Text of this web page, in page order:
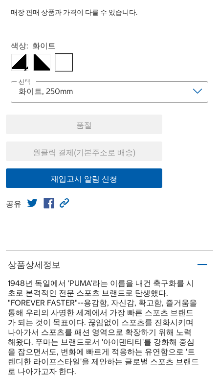
매장 판매 상품과 가격이 다를 수 있습니다.
Select product
색상: 화이트
선택
품절
원클릭 결제(기본주소로 배송)
재입고시 알림 신청
공유
상품상세정보
1948년 독일에서 'PUMA'라는 이름을 내건 축구화를 시
초로 본격적인 전문 스포츠 브랜드로 탄생했다.
"FOREVER FASTER"--용감함, 자신감, 확고함, 즐거움을
통해 우리의 사명한 세계에서 가장 빠른 스포츠 브랜드
가 되는 것이 목표이다. 끊임없이 스포츠를 진화시키며
나아가서 스포츠를 패션 영역으로 확장하기 위해 노력
해왔다. 푸마는 브랜드로서 '아이덴티티'를 강화해 중심
을 잡으면서도, 변화에 빠르게 적응하는 유연함으로 '트
렌디한 라이프스타일'을 제안하는 글로벌 스포츠 브랜드
로 나아가고자 한다.